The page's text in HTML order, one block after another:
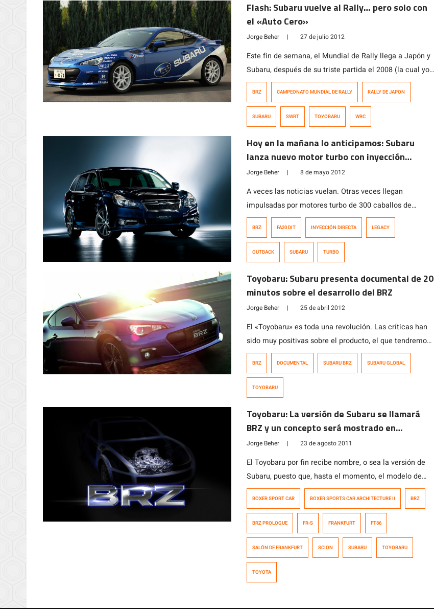
Flash: Subaru vuelve al Rally… pero solo con
el «Auto Cero»
Jorge Beher | 27 de julio 2012
Este fin de semana, el Mundial de Rally llega a Japón y
Subaru, después de su triste partida el 2008 (la cual yo
como hincha todavia lloro), volverá a poner un auto en
tramos. Para […]
BRZ CAMPEONATO MUNDIAL DE RALLY RALLY DE JAPON
SUBARU SWRT TOYOBARU WRC
Hoy en la mañana lo anticipamos: Subaru
lanza nuevo motor turbo con inyección
directa y… ¡300 caballos de fuerza!
Jorge Beher | 8 de mayo 2012
A veces las noticias vuelan. Otras veces llegan
impulsadas por motores turbo de 300 caballos de
fuerza. Si bien el restyling del Legacy/Outback, ya lo
que ahí por Septiembre), en Japón se anunciaron dos
grandes cambios. El […]
BRZ FA20 DIT INYECCIÓN DIRECTA LEGACY
OUTBACK SUBARU TURBO
Toyobaru: Subaru presenta documental de 20
minutos sobre el desarrollo del BRZ
Jorge Beher | 25 de abril 2012
El «Toyobaru» es toda una revolución. Las críticas han
sido muy positivas sobre el producto, el que tendremos
el honor de conocer en el próximo Salón del Automóvil
precisamente lo que los ingenieros de Subaru nos
quieren revelar. En este documental podrás conocer la
filosofía […]
BRZ DOCUMENTAL SUBARU BRZ SUBARU GLOBAL
TOYOBARU
Toyobaru: La versión de Subaru se llamará
BRZ y un concepto será mostrado en
Frankfurt
Jorge Beher | 23 de agosto 2011
El Toyobaru por fin recibe nombre, o sea la versión de
Subaru, puesto que, hasta el momento, el modelo de
Toyota se llamará FT86 y el de Scion, FR-S. BRZ,
confianza que deposita Subaru en su tecnología base:
el motor […]
BOXER SPORT CAR BOXER SPORTS CAR ARCHITECTURE II BRZ
BRZ PROLOGUE FR-S FRANKFURT FT86
SALÓN DE FRANKFURT SCION SUBARU TOYOBARU
TOYOTA